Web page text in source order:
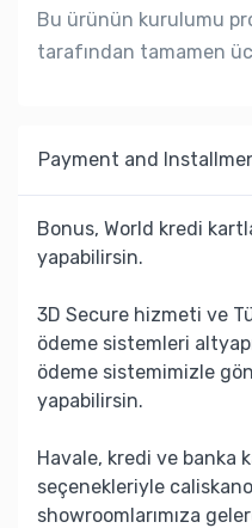
Bu ürünün kurulumu
tarafından tamamen
Payment and
Bonus, World kredi
yapabilirsin.
3D Secure hizmeti ve
ödeme sistemleri
ödeme sistemimizle
yapabilirsin.
Havale, kredi ve banka
seçenekleriyle
showroomlarımıza